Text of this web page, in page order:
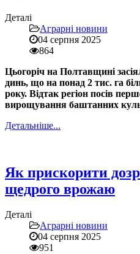
Деталі
Аграрні новини
04 серпня 2025
864
Цьогоріч на Полтавщині
динь, що на понад 2 тис. га
року. Відтак регіон посів
вирощування баштанних
Детальніше...
Як прискорити
щедрого врожаю
Деталі
Аграрні новини
04 серпня 2025
951